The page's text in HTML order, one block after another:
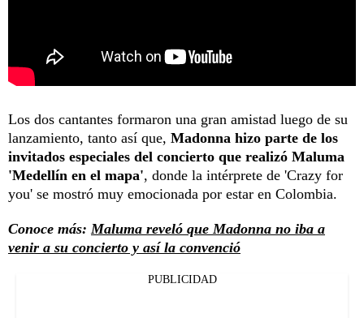
Los dos cantantes formaron una gran amistad luego de su
lanzamiento, tanto así que, Madonna hizo parte de los
invitados especiales del concierto que realizó Maluma
'Medellín en el mapa', donde la intérprete de 'Crazy for
you' se mostró muy emocionada por estar en Colombia.
Conoce más: Maluma reveló que Madonna no iba a
venir a su concierto y así la convenció
PUBLICIDAD